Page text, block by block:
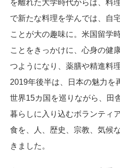
を離れた大学時代からは、料
で新たな料理を学んでは、自
ことが大の趣味に。米国留学
ことをきっかけに、心身の健
つようになり、薬膳や精進料
2019年後半は、日本の魅力を
世界15カ国を巡りながら、田
暮らしに入り込むボランティ
食を、人、歴史、宗教、気候
きました。